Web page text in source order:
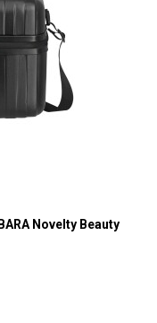
Novelty Beauty